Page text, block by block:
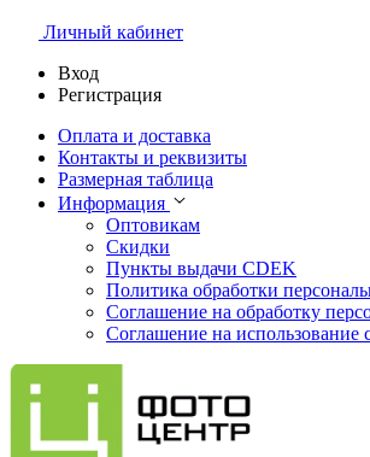
Личный кабинет
Вход
Регистрация
Оплата и доставка
Контакты и реквизиты
Размерная таблица
Информация
Оптовикам
Скидки
Пункты выдачи CDEK
Политика обработки
Соглашение на обработку
Соглашение на использование